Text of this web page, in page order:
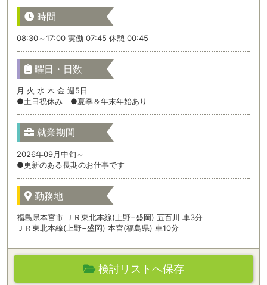
時間
08:30～17:00 実働 07:45 休憩 00:45
曜日・日数
月 火 水 木 金 週5日
●土日祝休み ●夏季＆年末年始あり
就業期間
2026年09月中旬～
●更新のある長期のお仕事です
勤務地
福島県本宮市 ＪＲ東北本線(上野−盛岡) 五百川 車3分
ＪＲ東北本線(上野−盛岡) 本宮(福島県) 車10分
検討リストへ保存